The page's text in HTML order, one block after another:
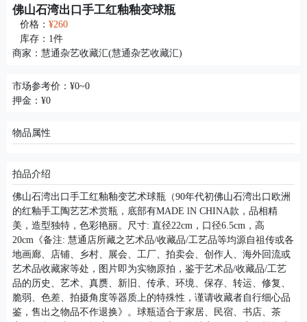
佛山石湾出口手工红釉釉变球瓶
价格： ¥260
库存： 1件
商家： 慧通杂艺收藏汇(慧通杂艺收藏汇)
市场参考价：¥0~0
押金：¥0
物品属性
拍品介绍
佛山石湾出口手工红釉釉变艺术球瓶（90年代初佛山石湾出口欧洲
的红釉手工陶艺艺术赏瓶，底部有MADE lN CHINA款，品相精
美，造型独特，色彩艳丽。尺寸: 直径22cm，口径6.5cm，高
20cm《备注: 慧通店所藏之艺术品/收藏品/工艺品等均源自祖传或各
地画廊、店铺、乡村、展会、工厂、拍卖会、创作人、海外回流或
艺术品收藏家等处，图片即为实物原拍，鉴于艺术品/收藏品/工艺
品的历史、艺术、真赝、新旧、传承、环境、保存、转运、修复、
脆弱、色差、拍摄角度等器质上的特殊性，谨请收藏者自行细心品
鉴，售出之物品不作退换》。球瓶适合于家居、民宿、书店、茶